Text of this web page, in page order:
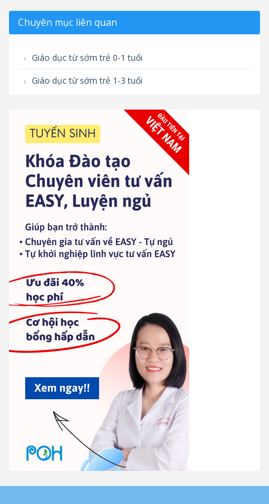
Chuyên mục liên quan
Giáo dục từ sớm trẻ 0-1 tuổi
Giáo dục từ sớm trẻ 1-3 tuổi